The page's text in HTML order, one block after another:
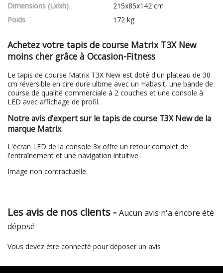
Dimensions (Lxlxh)
215x85x142 cm
Poids
172 kg
Achetez votre tapis de course Matrix T3X New
moins cher grâce à Occasion-Fitness
Le tapis de course Matrix T3X New est doté d'un plateau de 30
cm réversible en cire dure ultime avec un Habasit, une bande de
course de qualité commerciale à 2 couches et une console à
LED avec affichage de profil.
Notre avis d'expert sur le tapis de course T3X New de la
marque Matrix
L'écran LED de la console 3x offre un retour complet de
l'entraînement et une navigation intuitive.
Image non contractuelle.
Les avis de nos clients - Aucun avis n'a encore été
déposé
Vous devez ètre connecté pour déposer un avis